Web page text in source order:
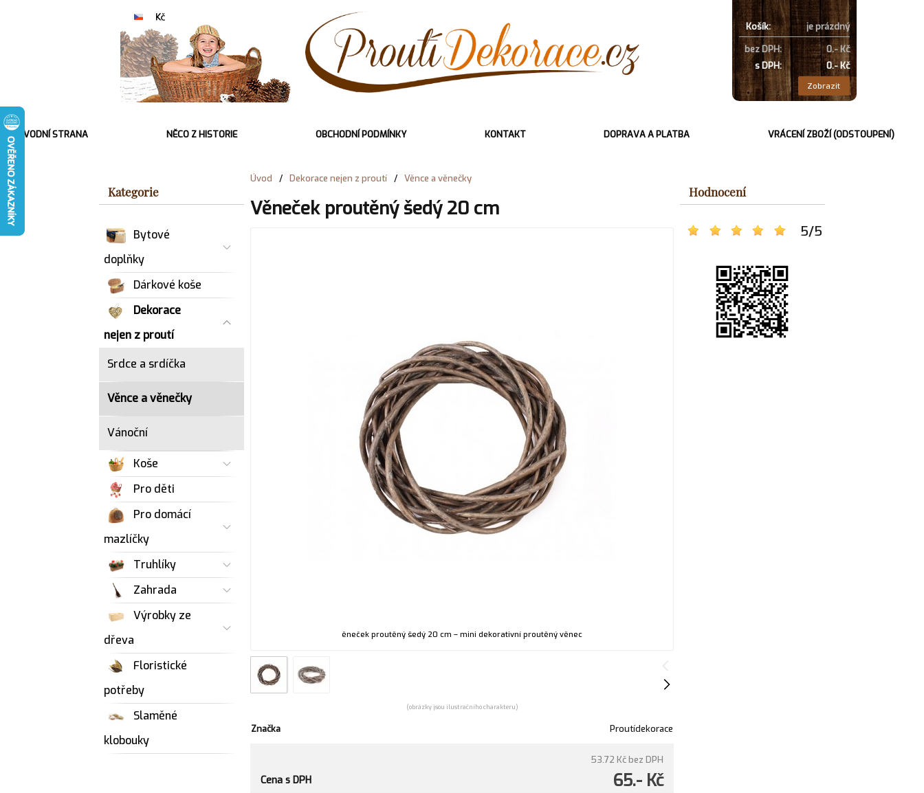
Košík:
je prázdný
bez DPH:
0.- Kč
s DPH:
0.- Kč
Zobrazit
ÚVODNÍ STRANA NĚCO Z HISTORIE OBCHODNÍ PODMÍNKY KONTAKT DOPRAVA A PLATBA VRÁCENÍ ZBOŽÍ (ODSTOUPENÍ)
Kategorie
Bytové
doplňky
Dárkové koše
Dekorace
nejen z proutí
Srdce a srdíčka
Věnce a věnečky
Vánoční
Koše
Pro děti
Pro domácí
mazlíčky
Truhlíky
Zahrada
Výrobky ze
dřeva
Floristické
potřeby
Slaměné
klobouky
Hodnocení
5/5
Úvod / Dekorace nejen z proutí / Věnce a věnečky
Věneček proutěný šedý 20 cm
ěneček proutěný šedý 20 cm – mini dekorativní proutěný věnec
(obrázky jsou ilustračního charakteru)
Značka Proutídekorace
53.72 Kčbez DPH
65.- Kč
Cena s DPH